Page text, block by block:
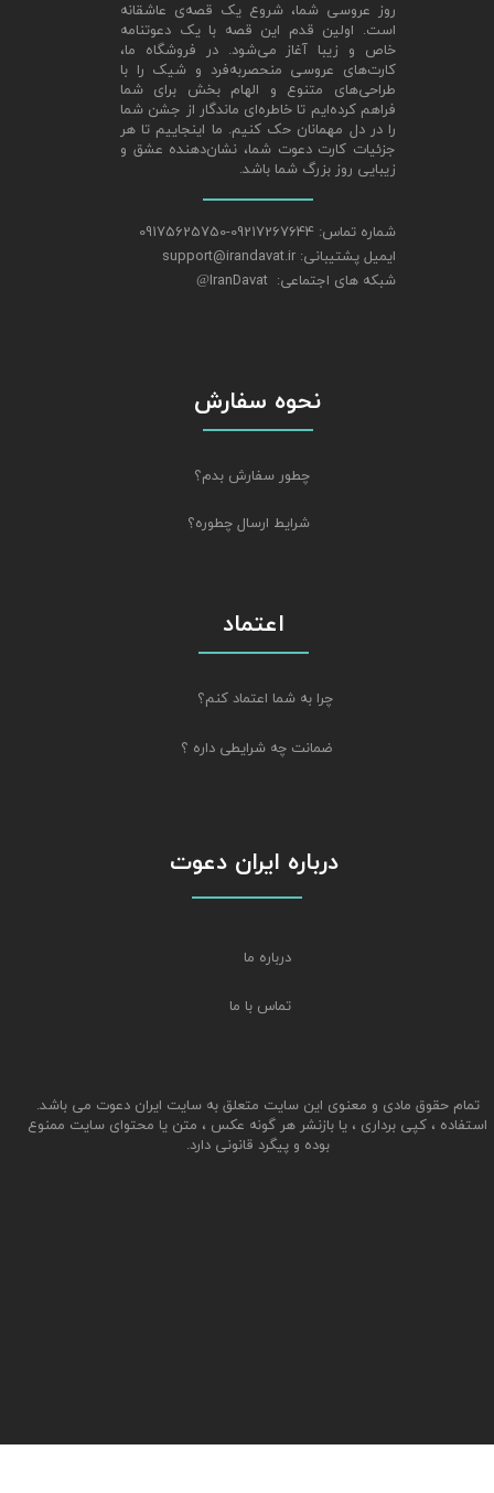
روز عروسی شما، شروع یک قصه‌ی عاشقانه
است. اولین قدم این قصه با یک دعوتنامه
خاص و زیبا آغاز می‌شود. در فروشگاه ما،
کارت‌های عروسی منحصربه‌فرد و شیک را با
طراحی‌های متنوع و الهام‌ بخش برای شما
فراهم کرده‌ایم تا خاطره‌ای ماندگار از جشن شما
را در دل مهمانان حک کنیم. ما اینجاییم تا هر
جزئیات کارت دعوت شما، نشان‌دهنده عشق و
زیبایی روز بزرگ شما باشد.
شماره تماس: 09217267644-09175625750
ایمیل پشتیبانی: support@irandavat.ir
شبکه های اجتماعی: IranDavat
@
نحوه سفارش
چطور سفارش بدم؟
شرایط ارسال چطوره؟
تمام حقوق مادی و معنوی این سایت متعلق به سایت ایران دعوت می باشد.
استفاده ، کپی برداری ، یا بازنشر هر گونه عکس ، متن یا محتوای سایت ممنوع
بوده و پیگرد قانونی دارد.
اعتماد
چرا به شما اعتماد کنم؟
ضمانت چه شرایطی داره ؟
درباره ایران دعوت
درباره ما
تماس با ما